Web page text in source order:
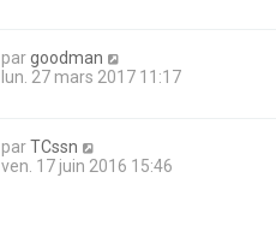
pargoodman
lun. 27 mars 2017 11:17
parTCssn
ven. 17 juin 2016 15:46